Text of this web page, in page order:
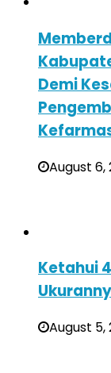
Demi
August 6,
Ketahui
August 5,